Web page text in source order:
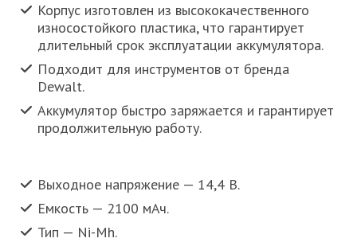
Корпус изготовлен из высококачественного
износостойкого пластика, что гарантирует
длительный срок эксплуатации аккумулятора.
Подходит для инструментов от бренда
Dewalt.
Аккумулятор быстро заряжается и гарантирует
продолжительную работу.
Выходное напряжение — 14,4 В.
Емкость — 2100 мАч.
Тип — Ni-Mh.